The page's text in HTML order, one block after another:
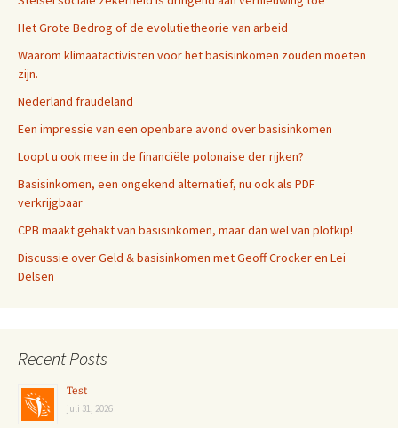
Het Grote Bedrog of de evolutietheorie van arbeid
Waarom klimaatactivisten voor het basisinkomen zouden moeten
zijn.
Nederland fraudeland
Een impressie van een openbare avond over basisinkomen
Loopt u ook mee in de financiële polonaise der rijken?
Basisinkomen, een ongekend alternatief, nu ook als PDF
verkrijgbaar
CPB maakt gehakt van basisinkomen, maar dan wel van plofkip!
Discussie over Geld & basisinkomen met Geoff Crocker en Lei
Delsen
Recent Posts
Test
juli 31, 2026